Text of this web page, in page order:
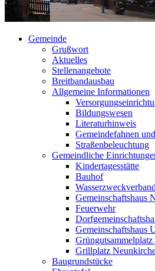
Gemeinde
Grußwort
Aktuelles
Stellenangebote
Breitbandausbau
Allgemeine Informationen
Bildungswesen
Literaturhinweis
Gemeindefahnen
Straßenbeleuchtung
Gemeindliche
Kindertagesstätte
Bauhof
Wasserzweckverband
Gemeinschaftshaus
Feuerwehr
Gemeinschaftshaus
Grillplatz
Baugrundstücke